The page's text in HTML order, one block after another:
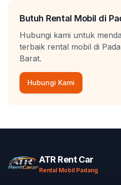
Butuh Rental Mobil di
Hubungi kami untuk
terbaik rental mobil di
Barat.
Hubungi Kami
ATR Rent Car
Rental Mobil Padang